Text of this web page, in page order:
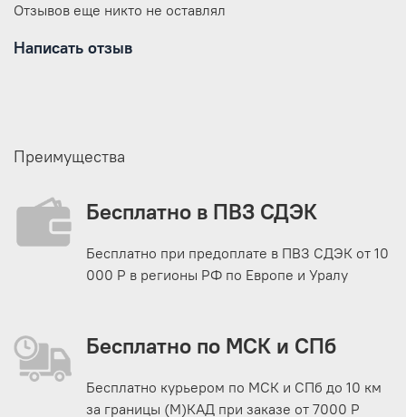
Отзывов еще никто не оставлял
Написать отзыв
Преимущества
Бесплатно в ПВЗ СДЭК
Бесплатно при предоплате в ПВЗ СДЭК от 10
000 Р в регионы РФ по Европе и Уралу
Бесплатно по МСК и СПб
Бесплатно курьером по МСК и СПб до 10 км
за границы (М)КАД при заказе от 7000 Р